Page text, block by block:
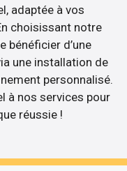
adaptée à vos
choisissant notre
bénéficier d’une
une installation de
personnalisé.
à nos services pour
réussie !